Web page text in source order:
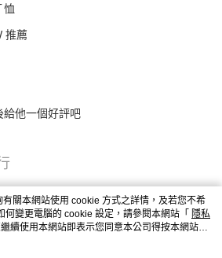
恤
推薦
他一個好評吧
關本網站使用 cookie 方式之詳情，及若您不希
何變更電腦的 cookie 設定，請參閱本網站「 隱私
續使用本網站即表示您同意本公司得按本網站使
。